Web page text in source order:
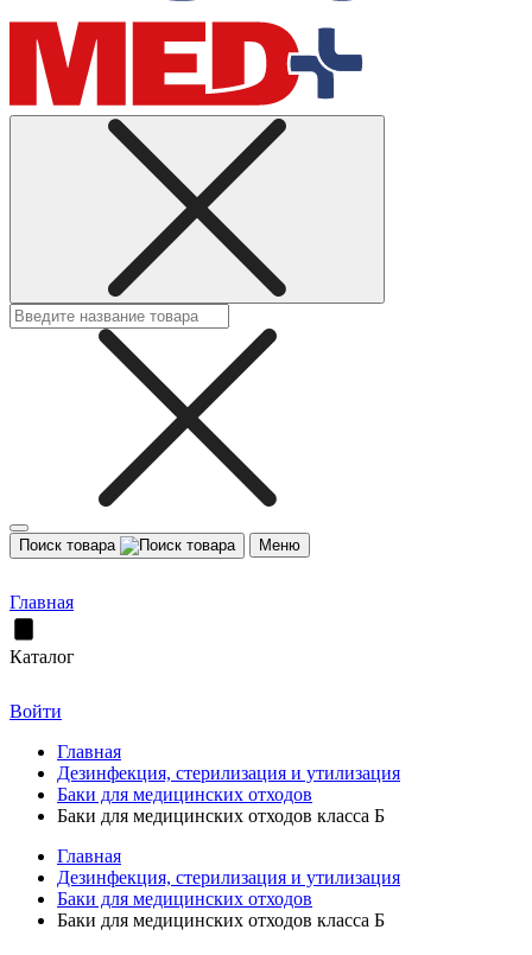
Поиск товара Меню
Главная
Каталог
Войти
Главная
Дезинфекция, стерилизация и утилизация
Баки для медицинских отходов
Баки для медицинских отходов класса Б
Главная
Дезинфекция, стерилизация и утилизация
Баки для медицинских отходов
Баки для медицинских отходов класса Б